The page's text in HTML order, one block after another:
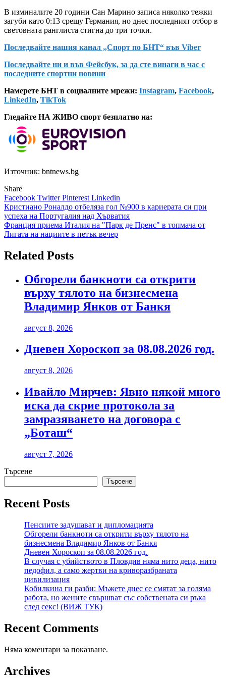
В изминалите 20 години Сан Марино записа няколко тежки
загуби като 0:13 срещу Германия, но днес последният отбор в
световната ранглиста стигна до три точки.
Последвайте нашия канал „Спорт по БНТ“ във Viber
Последвайте ни и във Фейсбук, за да сте винаги в час с
последните спортни новини
Намерете БНТ в социалните мрежи: Instagram, Facebook,
LinkedIn, TikTok
Гледайте НА ЖИВО спорт безплатно на:
Източник: bntnews.bg
Share
Facebook TwitterPinterest Linkedin
Навигация
Кристиано Роналдо отбеляза гол №900 в кариерата си при
успеха на Португалия над Хърватия
Франция приема Италия на "Парк де Пренс" в топмача от
Лигата на нациите в петък вечер
Related Posts
Обгорели банкноти са открити
върху тялото на бизнесмена
Владимир Янков от Банкя
август 8, 2026
Дневен Хороскоп за 08.08.2026 год.
август 8, 2026
Ивайло Мирчев: Явно някой много
иска да скрие протокола за
замразяването на договора с
„Боташ“
август 7, 2026
Търсене
Търсене
Recent Posts
Пенсиите задушават и дипломацията
Обгорели банкноти са открити върху тялото на
бизнесмена Владимир Янков от Банкя
Дневен Хороскоп за 08.08.2026 год.
В случая с убийството в Пловдив няма нито деца, нито
педофил, а само жертви на криворазбраната
цивилизация
Кобилкина ги разби: Мъжете днес се смятат за голяма
работа, но жените свършват със собствената си ръка
след секс! (ВИЖ ТУК)
Recent Comments
Няма коментари за показване.
Archives